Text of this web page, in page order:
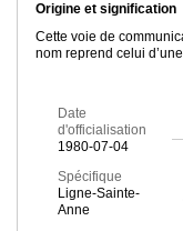
Origine et signification
Cette voie de
nom reprend celui
Date
d'officialisation
1980-07-04
Spécifique
Ligne-Sainte-
Anne